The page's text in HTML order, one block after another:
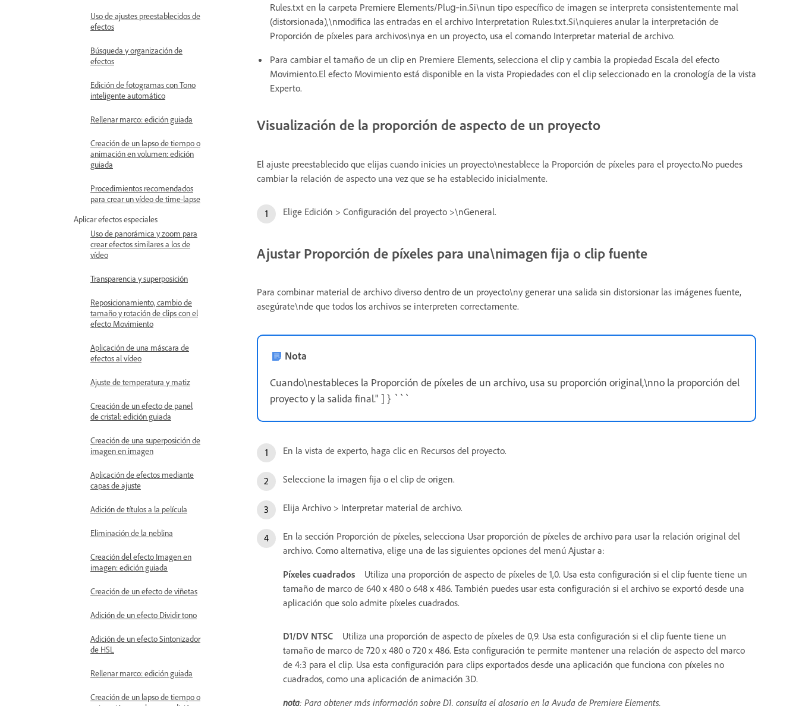
Uso de ajustes preestablecidos de
efectos
Búsqueda y organización de
efectos
Edición de fotogramas con Tono
inteligente automático
Rellenar marco: edición guiada
Creación de un lapso de tiempo o
animación en volumen: edición
guiada
Procedimientos recomendados
para crear un vídeo de time-lapse
Aplicar efectos especiales
Uso de panorámica y zoom para
crear efectos similares a los de
vídeo
Transparencia y superposición
Reposicionamiento, cambio de
tamaño y rotación de clips con el
efecto Movimiento
Aplicación de una máscara de
efectos al vídeo
Ajuste de temperatura y matiz
Creación de un efecto de panel
de cristal: edición guiada
Creación de una superposición de
imagen en imagen
Aplicación de efectos mediante
capas de ajuste
Adición de títulos a la película
Eliminación de la neblina
Creación del efecto Imagen en
imagen: edición guiada
Creación de un efecto de viñetas
Adición de un efecto Dividir tono
Adición de un efecto Sintonizador
de HSL
Rellenar marco: edición guiada
Creación de un lapso de tiempo o
Rules.txt en la carpeta Premiere Elements/Plug‑in.Si\nun tipo específico de imagen se interpreta consistentemente mal
(distorsionada),\nmodifica las entradas en el archivo Interpretation Rules.txt.Si\nquieres anular la interpretación de
Proporción de píxeles para archivos\nya en un proyecto, usa el comando Interpretar material de archivo.
Para cambiar el tamaño de un clip en Premiere Elements, selecciona el clip y cambia la propiedad Escala del efecto
Movimiento.El efecto Movimiento está disponible en la vista Propiedades con el clip seleccionado en la cronología de la vista
Experto.
Visualización de la proporción de aspecto de un proyecto
El ajuste preestablecido que elijas cuando inicies un proyecto\nestablece la Proporción de píxeles para el proyecto.No puedes
cambiar la relación de aspecto una vez que se ha establecido inicialmente.
Elige Edición > Configuración del proyecto >\nGeneral.
Ajustar Proporción de píxeles para una\nimagen fija o clip fuente
Para combinar material de archivo diverso dentro de un proyecto\ny generar una salida sin distorsionar las imágenes fuente,
asegúrate\nde que todos los archivos se interpreten correctamente.
Nota
Cuando\nestableces la Proporción de píxeles de un archivo, usa su proporción original,\nno la proporción del
proyecto y la salida final." ] } ```
En la vista de experto, haga clic en Recursos del proyecto.
Seleccione la imagen fija o el clip de origen.
Elija Archivo > Interpretar material de archivo.
En la sección Proporción de píxeles, selecciona Usar proporción de píxeles de archivo para usar la relación original del
archivo. Como alternativa, elige una de las siguientes opciones del menú Ajustar a:
Píxeles cuadrados
Utiliza una proporción de aspecto de píxeles de 1,0. Usa esta configuración si el clip fuente tiene un
tamaño de marco de 640 x 480 o 648 x 486. También puedes usar esta configuración si el archivo se exportó desde una
aplicación que solo admite píxeles cuadrados.
D1/DV NTSC
Utiliza una proporción de aspecto de píxeles de 0,9. Usa esta configuración si el clip fuente tiene un
tamaño de marco de 720 x 480 o 720 x 486. Esta configuración te permite mantener una relación de aspecto del marco
de 4:3 para el clip. Usa esta configuración para clips exportados desde una aplicación que funciona con píxeles no
cuadrados, como una aplicación de animación 3D.
nota: Para obtener más información sobre D1, consulta el glosario en la Ayuda de Premiere Elements.